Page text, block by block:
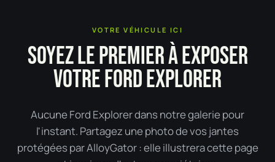
VOTRE VÉHICULE ICI
SOYEZ LE PREMIER À EXPOSER
VOTRE FORD EXPLORER
Aucune Ford Explorer dans notre galerie pour
l'instant. Partagez une photo de vos jantes
protégées par AlloyGator : elle illustrera cette page